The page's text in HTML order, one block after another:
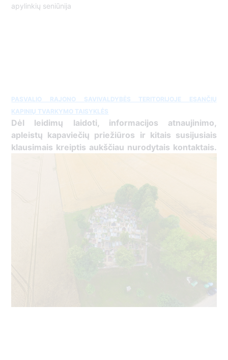
apylinkių seniūnija
PASVALIO RAJONO SAVIVALDYBĖS TERITORIJOJE ESANČIŲ
KAPINIŲ TVARKYMO TAISYKLĖS
Dėl leidimų laidoti, ​informacijos atnaujinimo,
apleistų kapaviečių priežiūros ir kitais susijusiais
klausimais kreiptis ​aukščiau nurodytais kontaktais.